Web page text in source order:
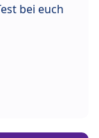
bei euch